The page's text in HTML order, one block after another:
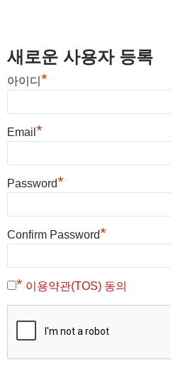
새로운 사용자 등록
아이디 *
Email *
Password*
Confirm Password*
* 이용약관(TOS) 동의